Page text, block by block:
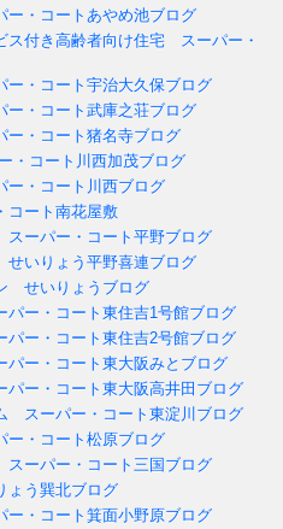
・コートあやめ池ブログ
ス付き高齢者向け住宅 スーパー・
・コート宇治大久保ブログ
・コート武庫之荘ブログ
・コート猪名寺ブログ
・コート川西加茂ブログ
・コート川西ブログ
コート南花屋敷
ーパー・コート平野ブログ
いりょう平野喜連ブログ
せいりょうブログ
ー・コート東住吉1号館ブログ
ー・コート東住吉2号館ブログ
ー・コート東大阪みとブログ
ー・コート東大阪高井田ブログ
スーパー・コート東淀川ブログ
・コート松原ブログ
ーパー・コート三国ブログ
う巽北ブログ
・コート箕面小野原ブログ